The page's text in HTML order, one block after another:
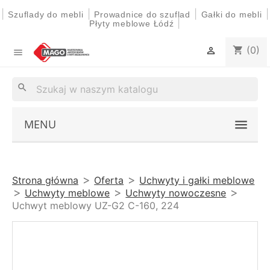
Szuflady do mebli Prowadnice do szuflad Gałki do mebli
Płyty meblowe Łódź
 shopping_cart (0)

search
MENU
Strona główna Oferta
Uchwyty i gałki meblowe
Uchwyty meblowe
Uchwyty nowoczesne
Uchwyt meblowy UZ-G2 C-160, 224